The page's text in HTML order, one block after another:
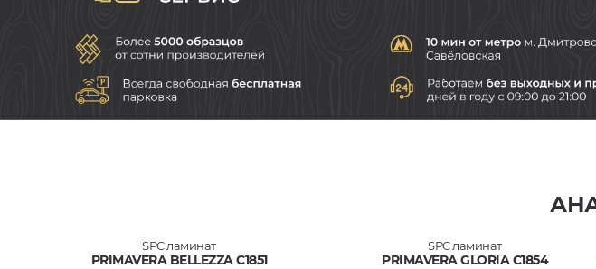
SPC ламинат
PRIMAVERA BELLEZZA C1851
SPC ламинат
PRIMAVERA GLORIA C1854